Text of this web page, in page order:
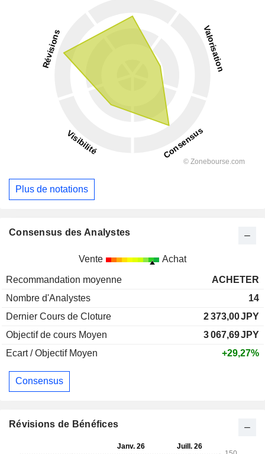
Plus de notations
Consensus des Analystes
Vente Achat
Recommandation moyenne
ACHETER
Nombre d'Analystes
14
Dernier Cours de Cloture
2 373,00JPY
Objectif de cours Moyen
3 067,69JPY
Ecart / Objectif Moyen
+29,27%
Consensus
Révisions de Bénéfices